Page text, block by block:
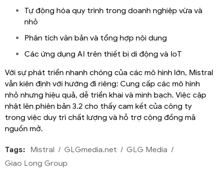
Tự động hóa quy trình trong doanh nghiệp vừa và
nhỏ
Phân tích văn bản và tổng hợp nội dung
Các ứng dụng AI trên thiết bị di động và IoT
Với sự phát triển nhanh chóng của các mô hình lớn, Mistral
vẫn kiên định với hướng đi riêng: Cung cấp các mô hình
nhỏ nhưng hiệu quả, dễ triển khai và minh bạch. Việc cập
nhật lên phiên bản 3.2 cho thấy cam kết của công ty
trong việc duy trì chất lượng và hỗ trợ cộng đồng mã
nguồn mở.
Tags: Mistral GLGmedia.net
GLG Media
Giao Long Group